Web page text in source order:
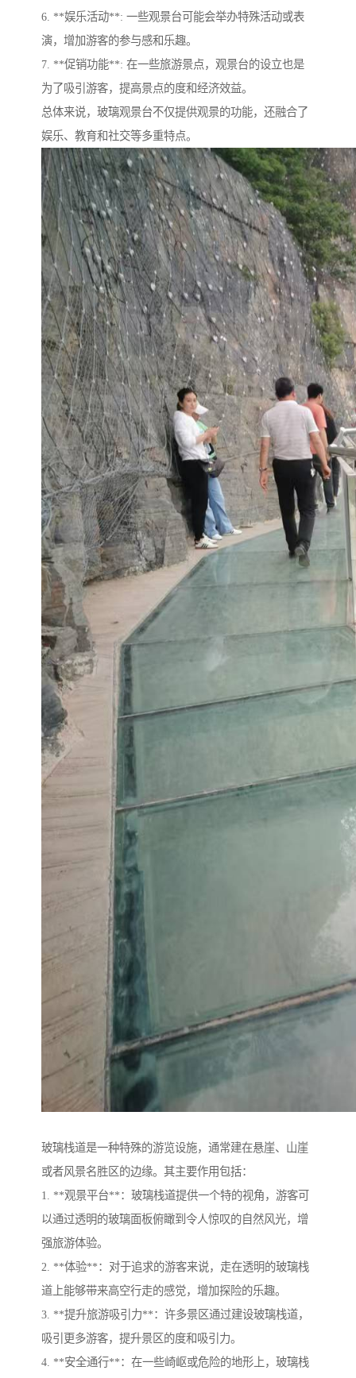
6. **娱乐活动**: 一些观景台可能会举办特殊活动或表
演，增加游客的参与感和乐趣。
7. **促销功能**: 在一些旅游景点，观景台的设立也是
为了吸引游客，提高景点的度和经济效益。
总体来说，玻璃观景台不仅提供观景的功能，还融合了
娱乐、教育和社交等多重特点。
玻璃栈道是一种特殊的游览设施，通常建在悬崖、山崖
或者风景名胜区的边缘。其主要作用包括：
1. **观景平台**：玻璃栈道提供一个特的视角，游客可
以通过透明的玻璃面板俯瞰到令人惊叹的自然风光，增
强旅游体验。
2. **体验**：对于追求的游客来说，走在透明的玻璃栈
道上能够带来高空行走的感觉，增加探险的乐趣。
3. **提升旅游吸引力**：许多景区通过建设玻璃栈道，
吸引更多游客，提升景区的度和吸引力。
4. **安全通行**：在一些崎岖或危险的地形上，玻璃栈